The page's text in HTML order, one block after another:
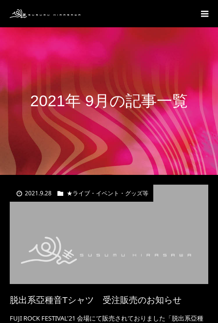
2021年 9月の記事一覧
2021.9.28 ★ライブ・イベント・グッズ等
脱出系亞種音Tシャツ 受注販売のお知らせ
FUJI ROCK FESTIVAL'21 会場にて販売されておりました「脱出系亞種